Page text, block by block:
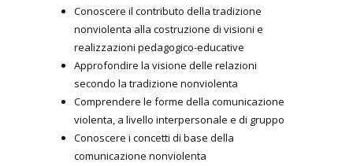
Conoscere il contributo della tradizione
nonviolenta alla costruzione di visioni e
realizzazioni pedagogico-educative
Approfondire la visione delle relazioni
secondo la tradizione nonviolenta
Comprendere le forme della comunicazione
violenta, a livello interpersonale e di gruppo
Conoscere i concetti di base della
comunicazione nonviolenta